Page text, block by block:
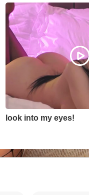
look into my eyes!